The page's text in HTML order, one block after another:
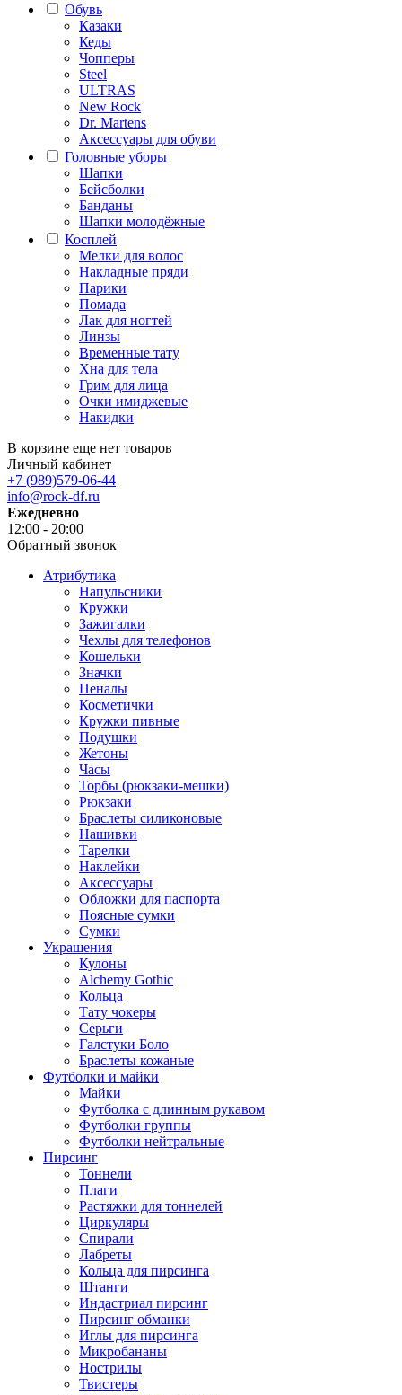
Обувь
Казаки
Кеды
Чопперы
Steel
ULTRAS
New Rock
Dr. Martens
Аксессуары для обуви
Головные уборы
Шапки
Бейсболки
Банданы
Шапки молодёжные
Косплей
Мелки для волос
Накладные пряди
Парики
Помада
Лак для ногтей
Линзы
Временные тату
Хна для тела
Грим для лица
Очки имиджевые
Накидки
В корзине еще нет товаров
Личный кабинет
+7 (989)579-06-44
info@rock-df.ru
Ежедневно
12:00 - 20:00
Обратный звонок
Атрибутика
Напульсники
Кружки
Зажигалки
Чехлы для телефонов
Кошельки
Значки
Пеналы
Косметички
Кружки пивные
Подушки
Жетоны
Часы
Торбы (рюкзаки-мешки)
Рюкзаки
Браслеты силиконовые
Нашивки
Тарелки
Наклейки
Аксессуары
Обложки для паспорта
Поясные сумки
Сумки
Украшения
Кулоны
Alchemy Gothic
Кольца
Тату чокеры
Серьги
Галстуки Боло
Браслеты кожаные
Футболки и майки
Майки
Футболка с длинным рукавом
Футболки группы
Футболки нейтральные
Пирсинг
Тоннели
Плаги
Растяжки для тоннелей
Циркуляры
Спирали
Лабреты
Кольца для пирсинга
Штанги
Индастриал пирсинг
Пирсинг обманки
Иглы для пирсинга
Микробананы
Нострилы
Твистеры